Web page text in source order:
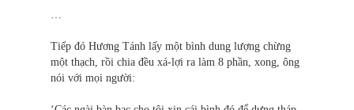
…
Tiếp đó Hương Tánh lấy một bình dung lượng chừng
một thạch, rồi chia đều xá-lợi ra làm 8 phần, xong, ông
nói với mọi người: